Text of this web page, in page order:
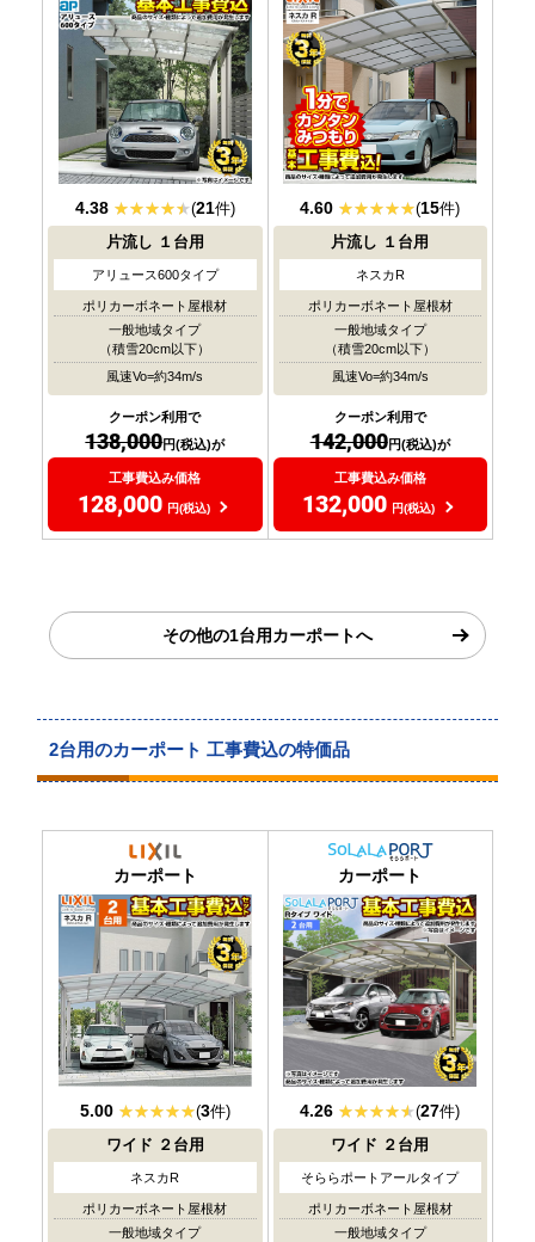
4.38 (21件)
片流し １台用
アリュース600タイプ
ポリカーボネート屋根材
一般地域タイプ
（積雪20cm以下）
風速Vo=約34m/s
クーポン利用で
138,000円(税込)が
工事費込み価格
128,000 円(税込)
4.60 (15件)
片流し １台用
ネスカR
ポリカーボネート屋根材
一般地域タイプ
（積雪20cm以下）
風速Vo=約34m/s
クーポン利用で
142,000円(税込)が
工事費込み価格
132,000 円(税込)
その他の1台用カーポートへ
2台用のカーポート 工事費込の特価品
カーポート
5.00 (3件)
ワイド ２台用
ネスカR
ポリカーボネート屋根材
一般地域タイプ
カーポート
4.26 (27件)
ワイド ２台用
そららポートアールタイプ
ポリカーボネート屋根材
一般地域タイプ